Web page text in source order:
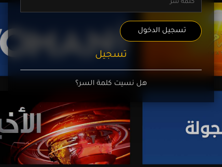
تسجيل الدخول
تسجيل
هل نسيت كلمة السر؟